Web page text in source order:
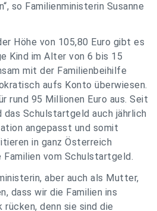
so Familienministerin Susanne
Höhe von 105,80 Euro gibt es
Kind im Alter von 6 bis 15
mit der Familienbeihilfe
aufs Konto überwiesen.
rund 95 Millionen Euro aus. Seit
das Schulstartgeld auch jährlich
angepasst und somit
in ganz Österreich
Familien vom Schulstartgeld.
aber auch als Mutter,
dass wir die Familien ins
denn sie sind die